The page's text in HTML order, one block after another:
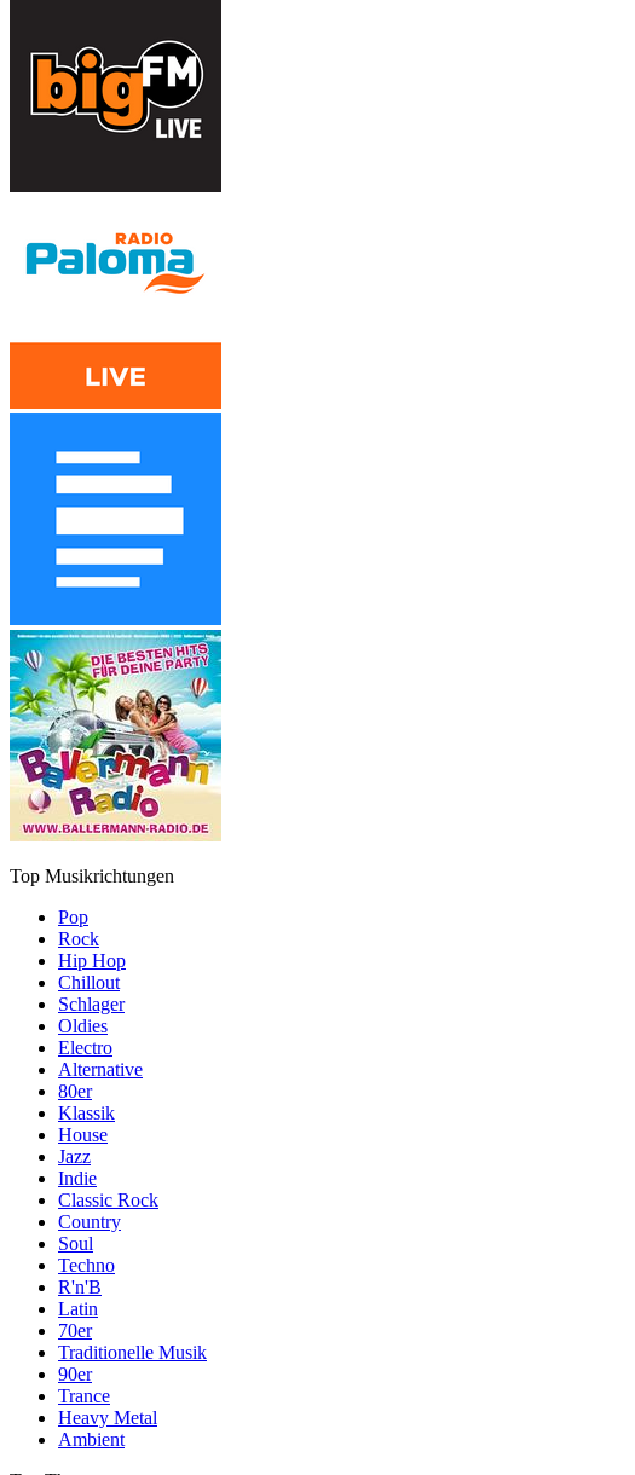
Top Musikrichtungen
Pop
Rock
Hip Hop
Chillout
Schlager
Oldies
Electro
Alternative
80er
Klassik
House
Jazz
Indie
Classic Rock
Country
Soul
Techno
R'n'B
Latin
70er
Traditionelle Musik
90er
Trance
Heavy Metal
Ambient